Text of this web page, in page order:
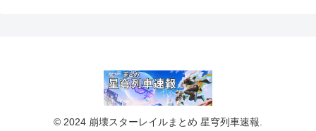
© 2024 崩壊スターレイルまとめ 星穹列車速報.